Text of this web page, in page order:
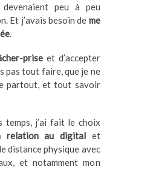
peu à peu
Et j’avais besoin de me
.
priseet d’accepter
pas tout faire, que je ne
partout, et tout savoir
temps, j’ai fait le choix
relation au digitalet
distance physique avec
et notamment mon